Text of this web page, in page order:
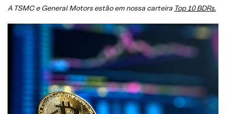
A TSMC e General Motors estão em nossa carteira Top 10 BDRs.